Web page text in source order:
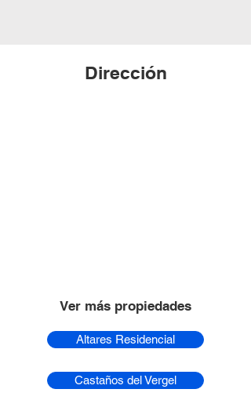
Dirección
Ver más propiedades
Altares Residencial
Castaños del Vergel